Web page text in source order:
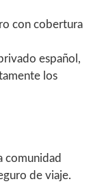
con cobertura
español,
los
comunidad
de viaje.